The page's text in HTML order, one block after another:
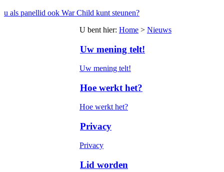
u als panellid ook War Child kunt steunen?
U bent hier: Home > Nieuws
Uw mening telt!
Uw mening telt!
Hoe werkt het?
Hoe werkt het?
Privacy
Privacy
Lid worden